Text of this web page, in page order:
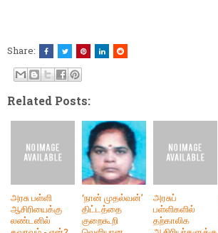
Share:
Related Posts:
அரசு பள்ளி
ஆசிரியைக்கு
லண்டனில்
‘நான் முதல்வன்’
திட்டத்தை
குறைகூறி
அரசுப்
பள்ளிகளில்
தற்காலிக